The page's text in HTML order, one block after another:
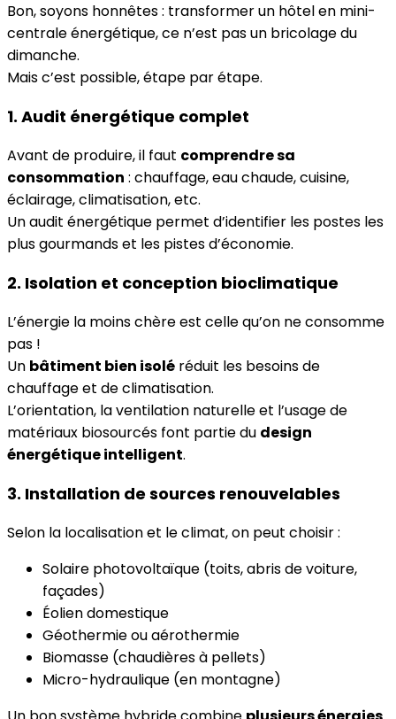
Bon, soyons honnêtes : transformer un hôtel en mini-
centrale énergétique, ce n’est pas un bricolage du
dimanche.
Mais c’est possible, étape par étape.
1. Audit énergétique complet
Avant de produire, il faut comprendre sa
consommation : chauffage, eau chaude, cuisine,
éclairage, climatisation, etc.
Un audit énergétique permet d’identifier les postes les
plus gourmands et les pistes d’économie.
2. Isolation et conception bioclimatique
L’énergie la moins chère est celle qu’on ne consomme
pas !
Un bâtiment bien isolé réduit les besoins de
chauffage et de climatisation.
L’orientation, la ventilation naturelle et l’usage de
matériaux biosourcés font partie du design
énergétique intelligent.
3. Installation de sources renouvelables
Selon la localisation et le climat, on peut choisir :
Solaire photovoltaïque (toits, abris de voiture,
façades)
Éolien domestique
Géothermie ou aérothermie
Biomasse (chaudières à pellets)
Micro-hydraulique (en montagne)